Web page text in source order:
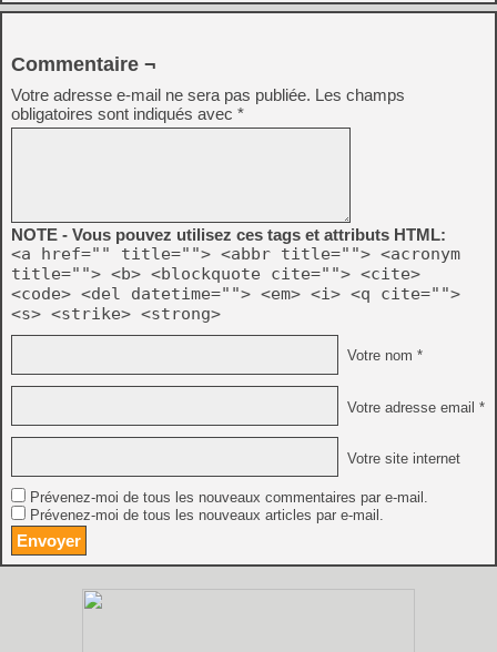
Commentaire ¬
Votre adresse e-mail ne sera pas publiée. Les champs
obligatoires sont indiqués avec *
NOTE - Vous pouvez utilisez ces tags et attributs HTML:
<a href="" title=""> <abbr title=""> <acronym
title=""> <b> <blockquote cite=""> <cite>
<code> <del datetime=""> <em> <i> <q cite="">
<s> <strike> <strong>
Votre nom *
Votre adresse email *
Votre site internet
Prévenez-moi de tous les nouveaux commentaires par e-mail.
Prévenez-moi de tous les nouveaux articles par e-mail.